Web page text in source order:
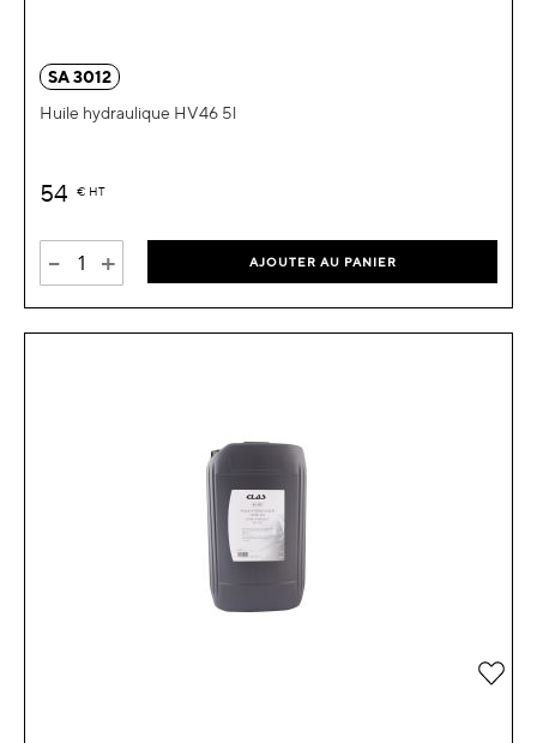
SA 3012
Huile hydraulique HV46 5l
54 € HT
- + AJOUTER AU PANIER